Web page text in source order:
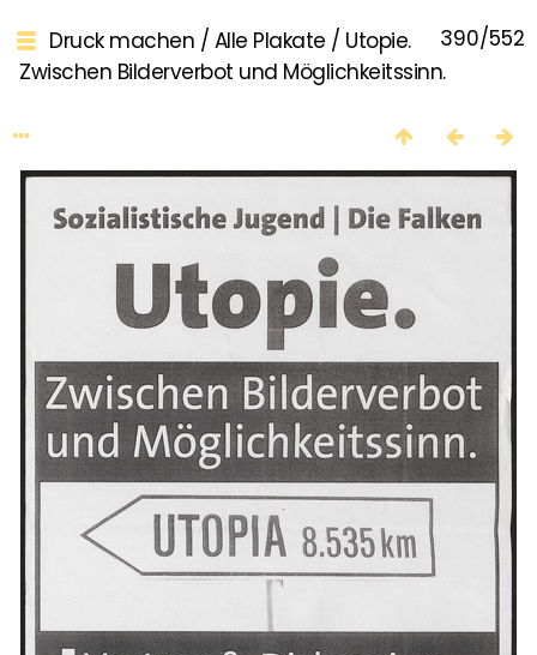
390/552
Druck machen / Alle Plakate / Utopie.
Zwischen Bilderverbot und Möglichkeitssinn.